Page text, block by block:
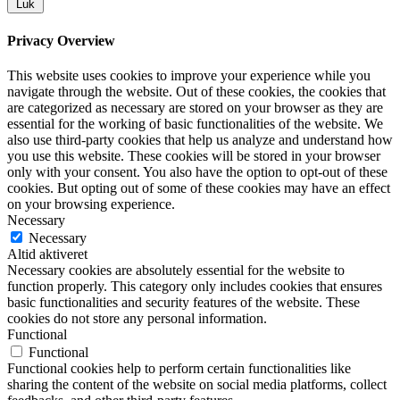
Luk
Privacy Overview
This website uses cookies to improve your experience while you
navigate through the website. Out of these cookies, the cookies that
are categorized as necessary are stored on your browser as they are
essential for the working of basic functionalities of the website. We
also use third-party cookies that help us analyze and understand how
you use this website. These cookies will be stored in your browser
only with your consent. You also have the option to opt-out of these
cookies. But opting out of some of these cookies may have an effect
on your browsing experience.
Necessary
Necessary
Altid aktiveret
Necessary cookies are absolutely essential for the website to
function properly. This category only includes cookies that ensures
basic functionalities and security features of the website. These
cookies do not store any personal information.
Functional
Functional
Functional cookies help to perform certain functionalities like
sharing the content of the website on social media platforms, collect